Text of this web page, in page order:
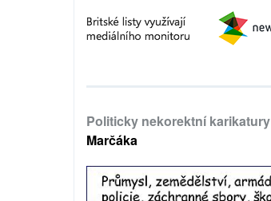
Politicky nekorektní karikatury
Marčáka